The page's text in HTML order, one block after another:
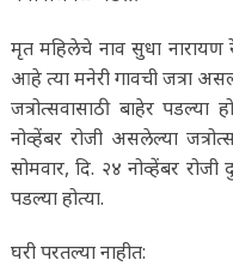
मृत महिलेचे नाव सुधा
आहे त्या मनेरी गावची जत्रा
​जत्रोत्सवासाठी बाहेर पडल्या
नोव्हेंबर रोजी असलेल्या
सोमवार, दि. २४ नोव्हेंबर रोजी
पडल्या होत्या.
​घरी परतल्या नाहीत: